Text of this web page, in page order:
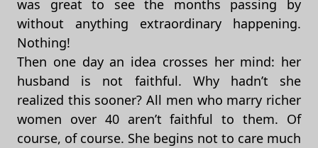
was great to see the months passing by
without anything extraordinary happening.
Nothing!
Then one day an idea crosses her mind: her
husband is not faithful. Why hadn’t she
realized this sooner? All men who marry richer
women over 40 aren’t faithful to them. Of
course, of course. She begins not to care much